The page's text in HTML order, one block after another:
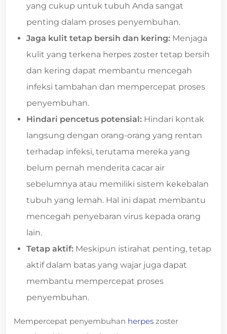
yang cukup untuk tubuh Anda sangat
penting dalam proses penyembuhan.
Jaga kulit tetap bersih dan kering: Menjaga
kulit yang terkena herpes zoster tetap bersih
dan kering dapat membantu mencegah
infeksi tambahan dan mempercepat proses
penyembuhan.
Hindari pencetus potensial: Hindari kontak
langsung dengan orang-orang yang rentan
terhadap infeksi, terutama mereka yang
belum pernah menderita cacar air
sebelumnya atau memiliki sistem kekebalan
tubuh yang lemah. Hal ini dapat membantu
mencegah penyebaran virus kepada orang
lain.
Tetap aktif: Meskipun istirahat penting, tetap
aktif dalam batas yang wajar juga dapat
membantu mempercepat proses
penyembuhan.
Mempercepat penyembuhan herpes zoster